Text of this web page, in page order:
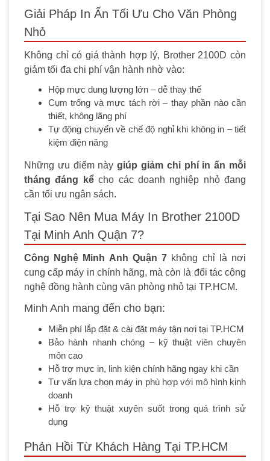
Giải Pháp In Ấn Tối Ưu Cho Văn Phòng
Nhỏ
Không chỉ có giá thành hợp lý, Brother 2100D còn
giảm tối đa chi phí vận hành nhờ vào:
Hộp mực dung lượng lớn – dễ thay thế
Cụm trống và mực tách rời – thay phần nào cần
thiết, không lãng phí
Tự động chuyển về chế độ nghỉ khi không in – tiết
kiệm điện năng
Những ưu điểm nàygiúp giảm chi phí in ấn mỗi
tháng đáng kểcho các doanh nghiệp nhỏ đang
cần tối ưu ngân sách.
Tại Sao Nên Mua Máy In Brother 2100D
Tại Minh Anh Quận 7?
Công Nghệ Minh Anh Quận 7 không chỉ là nơi
cung cấp máy in chính hãng, mà còn là đối tác công
nghệ đồng hành cùng văn phòng nhỏ tại TP.HCM.
Minh Anh mang đến cho bạn:
Miễn phí lắp đặt & cài đặt máy tận nơi tại TP.HCM
Bảo hành nhanh chóng – kỹ thuật viên chuyên
môn cao
Hỗ trợ mực in, linh kiện chính hãng ngay khi cần
Tư vấn lựa chọn máy in phù hợp với mô hình kinh
doanh
Hỗ trợ kỹ thuật xuyên suốt trong quá trình sử
dụng
Phản Hồi Từ Khách Hàng Tại TP.HCM